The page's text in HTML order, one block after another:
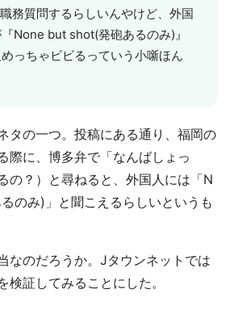
務質問するらしいんやけど、外国
None but shot(発砲あるのみ)』
っちゃビビるっていう小噺ほん
タの一つ。投稿にある通り、福岡の
際に、博多弁で「なんばしょっ
の？）と尋ねると、外国人には「N
のみ)」と聞こえるらしいというも
なのだろうか。Jタウンネットでは
検証してみることにした。